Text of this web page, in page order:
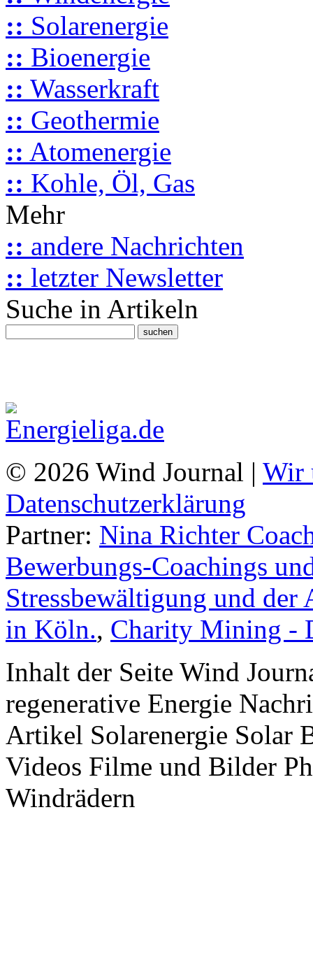
:: Solarenergie
:: Bioenergie
:: Wasserkraft
:: Geothermie
:: Atomenergie
:: Kohle, Öl, Gas
Mehr
:: andere Nachrichten
:: letzter Newsletter
Suche in Artikeln
© 2026 Wind Journal | Wir
Datenschutzerklärung
Partner: Nina Richter
Bewerbungs-Coachings
Stressbewältigung und
in Köln., Charity Mining -
Inhalt der Seite Wind
regenerative Energie
Artikel Solarenergie Solar
Videos Filme und Bilder
Windrädern